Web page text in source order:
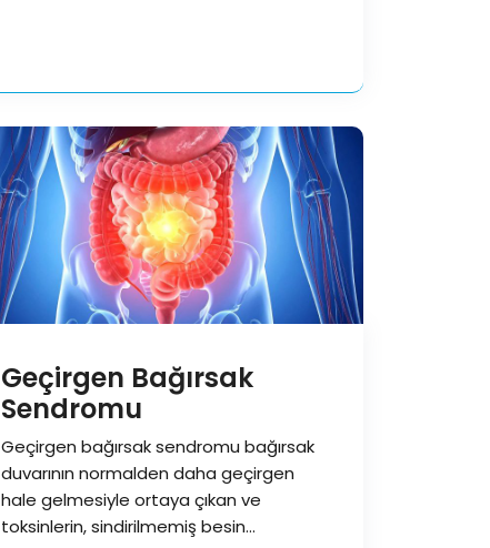
Geçirgen Bağırsak
Sendromu
Geçirgen bağırsak sendromu bağırsak
duvarının normalden daha geçirgen
hale gelmesiyle ortaya çıkan ve
toksinlerin, sindirilmemiş besin